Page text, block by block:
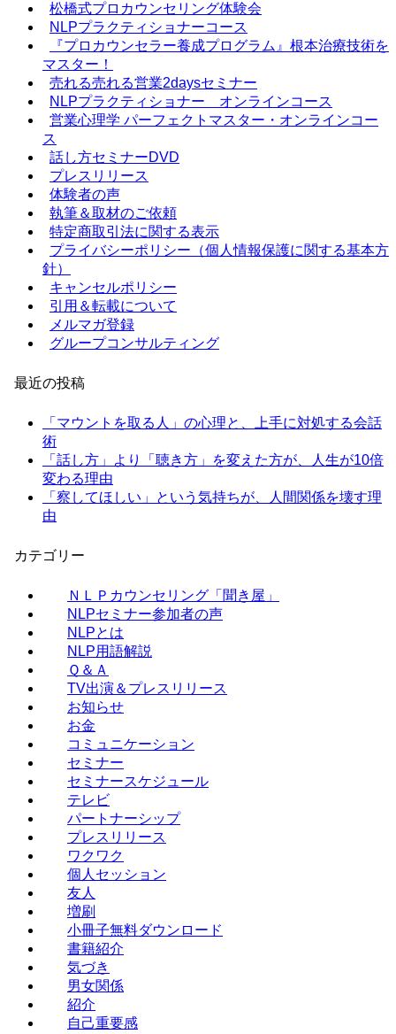
松橋式プロカウンセリング体験会
NLPプラクティショナーコース
『プロカウンセラー養成プログラム』根本治療技術を
マスター！
売れる売れる営業2daysセミナー
NLPプラクティショナー オンラインコース
営業心理学 パーフェクトマスター・オンラインコー
ス
話し方セミナーDVD
プレスリリース
体験者の声
執筆＆取材のご依頼
特定商取引法に関する表示
プライバシーポリシー（個人情報保護に関する基本方
針）
キャンセルポリシー
引用＆転載について
メルマガ登録
グループコンサルティング
最近の投稿
「マウントを取る人」の心理と、上手に対処する会話
術
「話し方」より「聴き方」を変えた方が、人生が10倍
変わる理由
「察してほしい」という気持ちが、人間関係を壊す理
由
カテゴリー
ＮＬＰカウンセリング「聞き屋」
NLPセミナー参加者の声
NLPとは
NLP用語解説
Ｑ＆Ａ
TV出演＆プレスリリース
お知らせ
お金
コミュニケーション
セミナー
セミナースケジュール
テレビ
パートナーシップ
プレスリリース
ワクワク
個人セッション
友人
増刷
小冊子無料ダウンロード
書籍紹介
気づき
男女関係
紹介
自己重要感